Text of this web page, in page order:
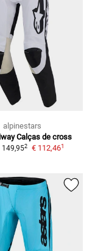
alpinestars
Calças de cross
149,952 € 112,461